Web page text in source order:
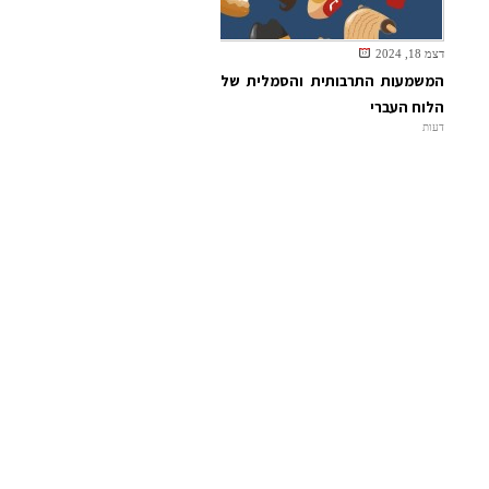
דצמ 18, 2024
המשמעות התרבותית והסמלית של
הלוח העברי
דעות